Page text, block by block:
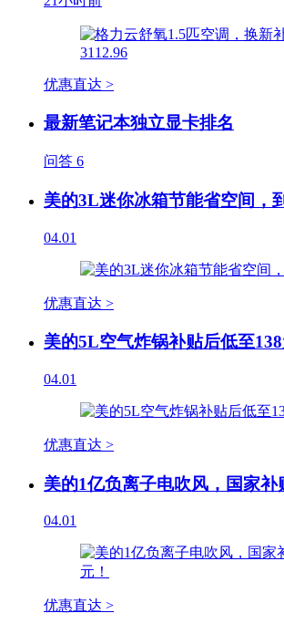
优惠直达 >
最新笔记本独立显卡排名
问答 6
美的3L迷你冰箱节能省空间，
04.01
优惠直达 >
美的5L空气炸锅补贴后低至
04.01
优惠直达 >
美的1亿负离子电吹风，国家补
04.01
优惠直达 >